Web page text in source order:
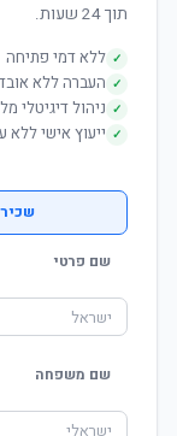
תוך 24 שעות.
✓ ללא דמי פתיחה
✓ העברה ללא
✓ ניהול דיגיטלי
✓ ייעוץ אישי ללא
שכיר
שם פרטי
שם משפחה